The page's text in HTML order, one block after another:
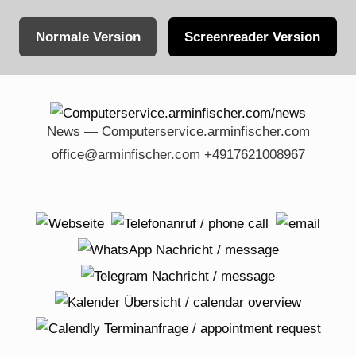
Normale Version Screenreader Version
content
News — Computerservice.arminfischer.com
office@arminfischer.com +4917621008967